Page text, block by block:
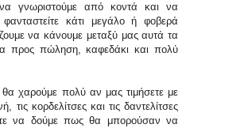
γνωριστούμε από κοντά και να
κάτι μεγάλο ή φοβερά
να κάνουμε μεταξύ μας αυτά τα
προς πώληση, καφεδάκι και πολύ
χαρούμε πολύ αν μας τιμήσετε με
κορδελίτσες και τις δαντελίτσες
να δούμε πως θα μπορούσαν να